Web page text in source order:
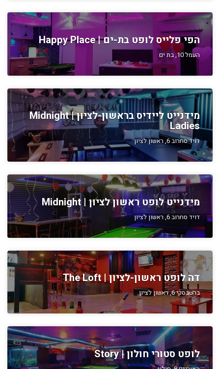
הפי פלייס לופט בת-ים | Happy Place
העמל 10, בת ים
מידנייט ליידיס בראשון-לציון | Midnight
Ladies
דויד סחרוב 6, ראשון לציון
מידנייט לופט ראשון לציון | Midnight
דויד סחרוב 6, ראשון לציון
דה לופט ראשון-לציון | The Loft
ברשבסקי 6, ראשון לציון
לופט סטורי חולון | Story